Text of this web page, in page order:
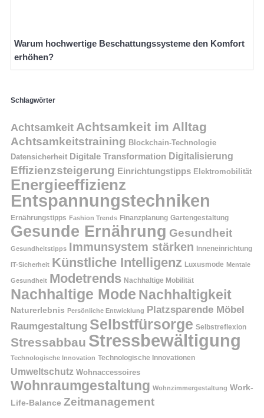
Warum hochwertige Beschattungssysteme den Komfort
erhöhen?
Schlagwörter
Achtsamkeit Achtsamkeit im Alltag
Achtsamkeitstraining Blockchain-Technologie
Datensicherheit Digitale Transformation Digitalisierung
Effizienzsteigerung Einrichtungstipps Elektromobilität
Energieeffizienz
Entspannungstechniken
Ernährungstipps Fashion Trends Finanzplanung Gartengestaltung
Gesunde Ernährung Gesundheit
Gesundheitstipps Immunsystem stärken Inneneinrichtung
IT-Sicherheit Künstliche Intelligenz Luxusmode Mentale
Gesundheit Modetrends Nachhaltige Mobilität
Nachhaltige Mode Nachhaltigkeit
Naturerlebnis Persönliche Entwicklung Platzsparende Möbel
Raumgestaltung Selbstfürsorge Selbstreflexion
Stressabbau Stressbewältigung
Technologische Innovation Technologische Innovationen
Umweltschutz Wohnaccessoires
Wohnraumgestaltung Wohnzimmergestaltung Work-
Life-Balance Zeitmanagement